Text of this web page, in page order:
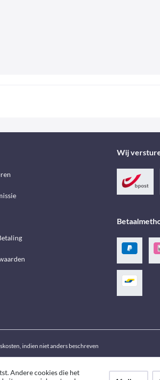
Wij
indien niet anders beschreven
Andere cookies die het